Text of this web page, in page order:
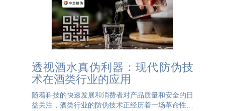
透视酒水真伪利器：现代防伪技
术在酒类行业的应用
随着科技的快速发展和消费者对产品质量和安全的日
益关注，酒类行业的防伪技术正经历着一场革命性的